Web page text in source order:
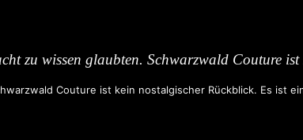
zu wissen glaubten. Schwarzwald Couture
Couture ist kein nostalgischer Rückblick. Es ist